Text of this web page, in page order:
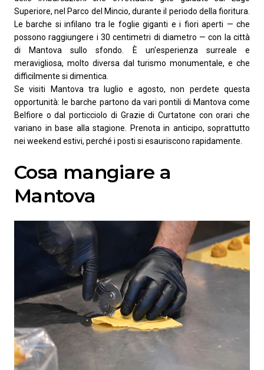
Superiore, nel Parco del Mincio, durante il periodo della fioritura.
Le barche si infilano tra le foglie giganti e i fiori aperti — che
possono raggiungere i 30 centimetri di diametro — con la città
di Mantova sullo sfondo. È un'esperienza surreale e
meravigliosa, molto diversa dal turismo monumentale, e che
difficilmente si dimentica.
Se visiti Mantova tra luglio e agosto, non perdete questa
opportunità: le barche partono da vari pontili di Mantova come
Belfiore o dal porticciolo di Grazie di Curtatone con orari che
variano in base alla stagione. Prenota in anticipo, soprattutto
nei weekend estivi, perché i posti si esauriscono rapidamente.
Cosa mangiare a
Mantova